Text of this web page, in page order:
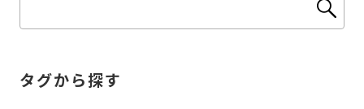
タグから探す